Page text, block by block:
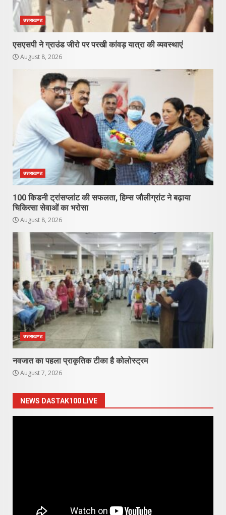
उत्तराखण्ड
एसएसपी ने ग्राउंड जीरो पर परखी कांवड़ यात्रा की व्यवस्थाएं
August 8, 2026
उत्तराखण्ड
100 किडनी ट्रांसप्लांट की सफलता, हिम्स जौलीग्रांट ने बढ़ाया
चिकित्सा सेवाओं का भरोसा
August 8, 2026
उत्तराखण्ड
नवजात का पहला प्राकृतिक टीका है कोलोस्ट्रम
August 7, 2026
NEWS DASTAK100 LIVE